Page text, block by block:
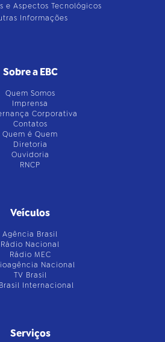
e Aspectos Tecnológicos
Informações
Sobre a EBC
Quem Somos
Imprensa
Corporativa
Contatos
Quem é Quem
Diretoria
Ouvidoria
RNCP
Veículos
Agência Brasil
Rádio Nacional
Rádio MEC
Nacional
TV Brasil
Internacional
Serviços